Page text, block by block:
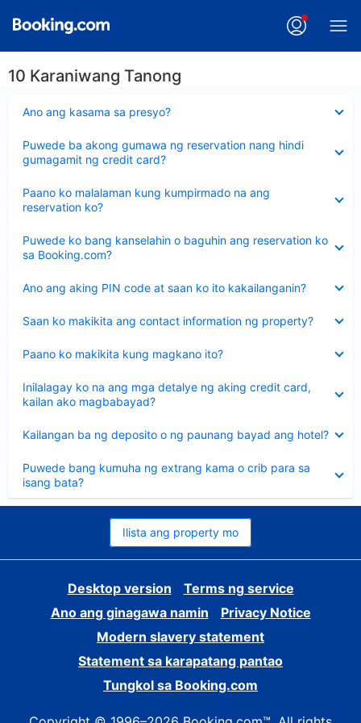
10 Karaniwang Tanong
Ano ang kasama sa presyo?
ang
Puwede ba akong gumawa ng reservation nang hindi
gumagamit ng credit card?
ang
sagot
Paano ko malalaman kung kumpirmado na ang
reservation ko?
ang
sagot
Puwede ko bang kanselahin o baguhin ang reservation ko
sa Booking.com?
ang
sagot
Ano ang aking PIN code at saan ko ito kakailanganin?
ang
Saan ko makikita ang contact information ng property?
ang
Paano ko makikita kung magkano ito?
ang
Inilalagay ko na ang mga detalye ng aking credit card,
kailan ako magbabayad?
ang
sagot
Kailangan ba ng deposito o ng paunang bayad ang hotel?
ang
Puwede bang kumuha ng extrang kama o crib para sa
isang bata?
ang
sagot
Ilista ang property mo
Desktop version
Terms ng service
Ano ang ginagawa namin
Privacy Notice
Modern slavery statement
Statement sa karapatang pantao
Tungkol sa Booking.com